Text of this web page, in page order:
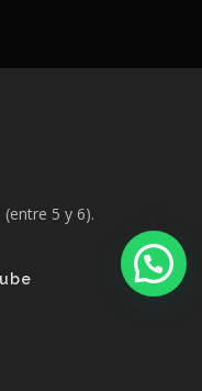
(entre 5 y 6).